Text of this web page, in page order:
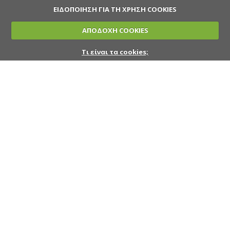
ΕΙΔΟΠΟΙΗΣΗ ΓΙΑ ΤΗ ΧΡΗΣΗ COOKIES
ΑΠΟΔΟΧΗ COOKIES
Τι είναι τα cookies;